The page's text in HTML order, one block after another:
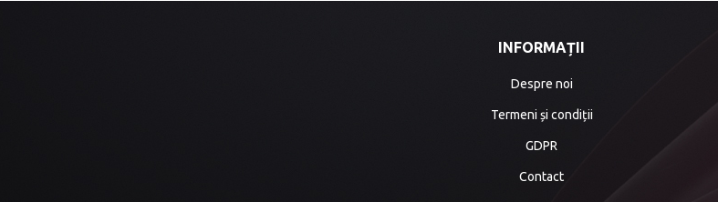
INFORMAȚII
Despre noi
Termeni și condiții
GDPR
Contact